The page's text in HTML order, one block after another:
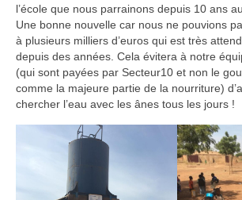
DECOUVRIR NOS PROJETS
Culture et distribution de
Food for kids
Parrainage d’étudiants
Micro-crédits pour les femmes
l’école que nous parrainons depuis 10 ans
Une bonne nouvelle car nous ne pouvions
à plusieurs milliers d’euros qui est très
depuis des années. Cela évitera à notre
(qui sont payées par Secteur10 et non le
comme la majeure partie de la nourriture)
chercher l’eau avec les ânes tous les jours !